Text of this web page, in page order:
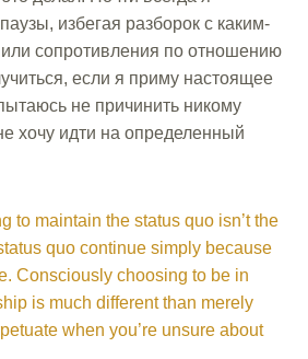
избегая разборок с каким-
или сопротивления по отношению
если я приму настоящее
не причинить никому
хочу идти на определенный
to maintain the status quo isn’t the
quo continue simply because
Consciously choosing to be in
is much different than merely
when you’re unsure about